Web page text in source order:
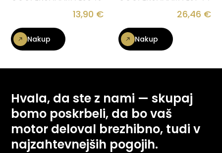
13,90 €
Nakup
26,46 €
Nakup
Hvala, da ste z nami — skupaj
bomo poskrbeli, da bo vaš
motor deloval brezhibno, tudi v
najzahtevnejših pogojih.